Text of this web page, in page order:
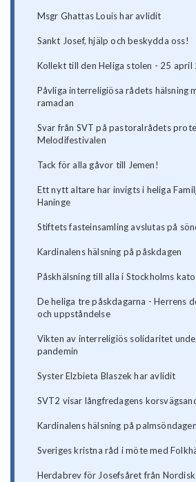
Msgr Ghattas Louis har avlidit
Sankt Josef, hjälp och beskydda oss!
Kollekt till den Heliga stolen - 25 april
Påvliga interreligiösa rådets hälsning
ramadan
Svar från SVT på pastoralrådets
Melodifestivalen
Tack för alla gåvor till Jemen!
Ett nytt altare har invigts i heliga
Haninge
Stiftets fasteinsamling avslutas på
Kardinalens hälsning på påskdagen
Påskhälsning till alla i Stockholms
De heliga tre påskdagarna - Herrens
och uppståndelse
Vikten av interreligiös solidaritet
pandemin
Syster Elzbieta Blaszek har avlidit
SVT2 visar långfredagens
Kardinalens hälsning på palmsöndagen
Sveriges kristna råd i möte med
Herdabrev för Josefsåret från